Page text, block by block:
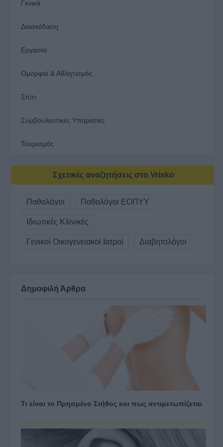
Γενικά
Διασκέδαση
Εργασία
Ομορφιά & Αθλητισμός
Σπίτι
Συμβουλευτικές Υπηρεσίες
Τουρισμός
Σχετικές αναζητήσεις στο Vrisko
Παθολόγοι Παθολόγοι ΕΟΠΥΥ
Ιδιωτικές Κλινικές
Γενικοί Οικογενειακοί Ιατροί Διαβητολόγοι
Δημοφιλή Άρθρα
Τι είναι το Πρησμένο Στήθος και πως αντιμετωπίζεται